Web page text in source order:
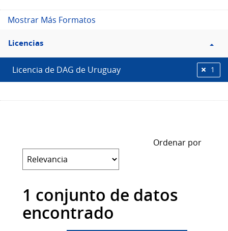
Mostrar Más Formatos
Filtro
Licencias
Licencias
Licencia de DAG de Uruguay 1
Ordenar por
1 conjunto de datos
encontrado